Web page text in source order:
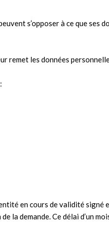
s’opposer à ce que ses
les données
en cours de validité
la demande. Ce délai d’un